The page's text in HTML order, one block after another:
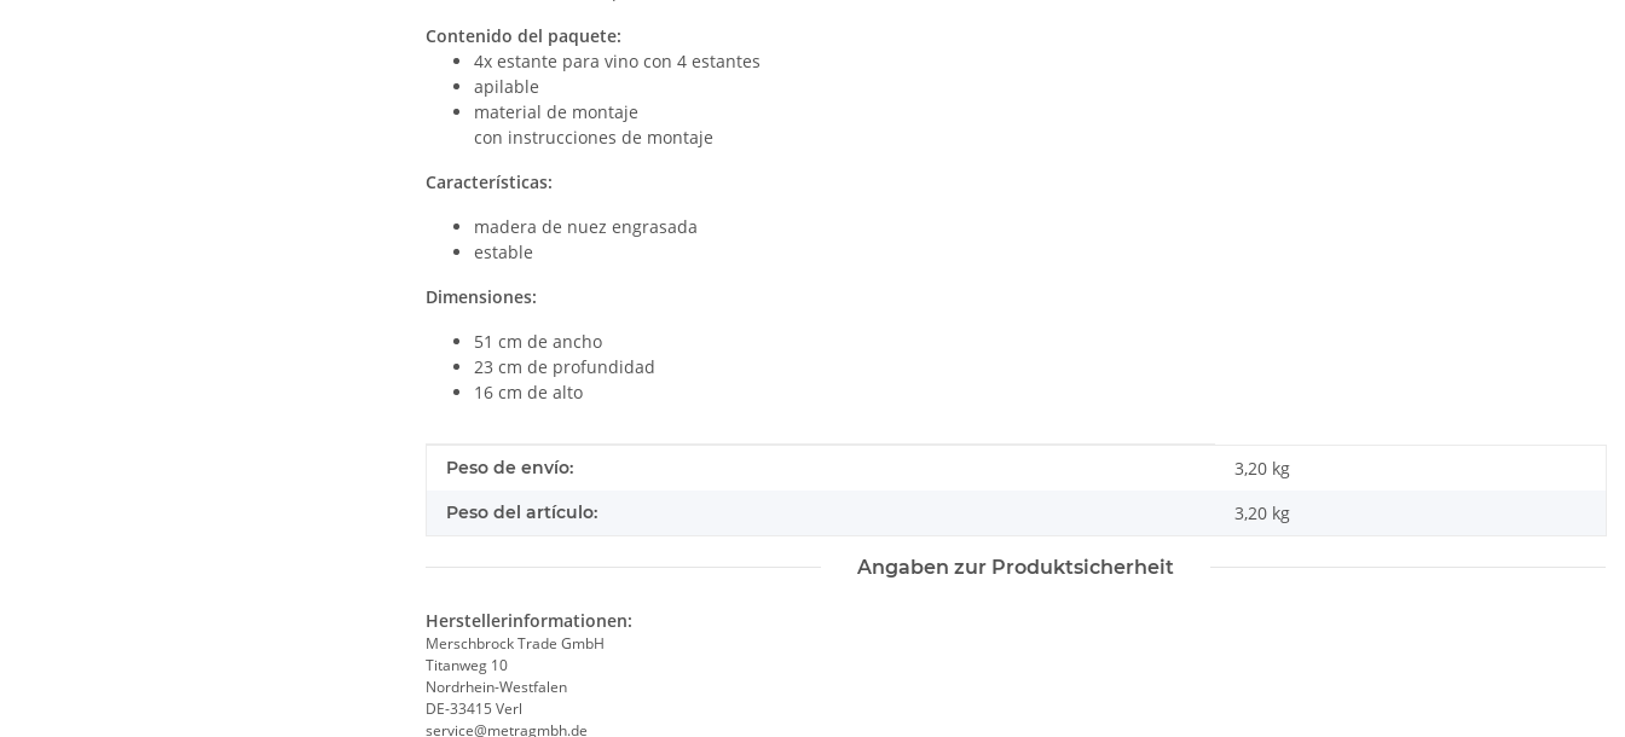
Contenido del paquete:
4x estante para vino con 4 estantes
apilable
material de montaje
con instrucciones de montaje
Características:
madera de nuez engrasada
estable
Dimensiones:
51 cm de ancho
23 cm de profundidad
16 cm de alto
#productDetails.itemInformation#
#productDetails.itemValue#
Peso de envío: 3,20 kg
Peso del artículo: 3,20 kg
Angaben zur Produktsicherheit
Herstellerinformationen:
Merschbrock Trade GmbH
Titanweg 10
Nordrhein-Westfalen
DE-33415 Verl
service@metragmbh.de